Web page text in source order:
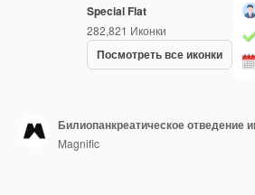
Special Flat
282,821 Иконки
Посмотреть все иконки
Билиопанкреатическое отведение
Magnific